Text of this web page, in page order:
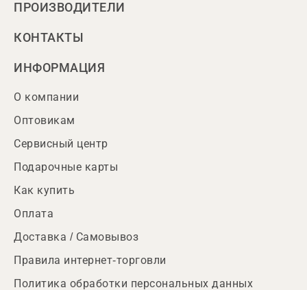
ПРОИЗВОДИТЕЛИ
КОНТАКТЫ
ИНФОРМАЦИЯ
О компании
Оптовикам
Сервисный центр
Подарочные карты
Как купить
Оплата
Доставка / Самовывоз
Правила интернет-торговли
Политика обработки персональных данных